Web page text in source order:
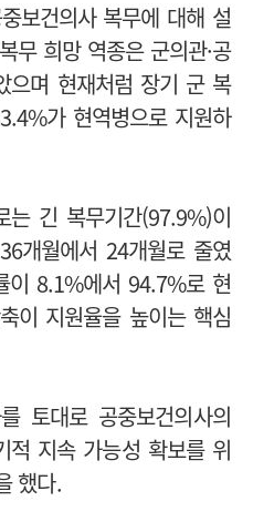
보건의사 복무에 대해 설
무 희망 역종은 군의관·공
으며 현재처럼 장기 군 복
가 현역병으로 지원하
는 긴 복무기간(97.9%)이
개월에서 24개월로 줄였
이 8.1%에서 94.7%로 현
이 지원율을 높이는 핵심
토대로 공중보건의사의
적 지속 가능성 확보를 위
했다.